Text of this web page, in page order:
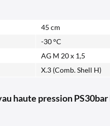
45 cm
-30 °C
AG M 20 x 1,5
X.3 (Comb. Shell H)
haute pression